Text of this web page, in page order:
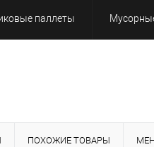
паллеты
ПОХОЖИЕ ТОВАРЫ